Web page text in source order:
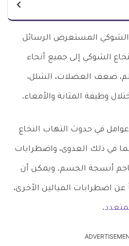
الشوكي المستعرض الرسائل
الشوكي إلى جميع أنحاء
ضعف العضلات، الشلل،
وظيفة المثانة والأمعاء.
في حدوث التهاب النخاع
في ذلك العدوى، واضطرابات
أنسجة الجسم. ويمكن أن
عن اضطرابات الميالين الأخرى،
.